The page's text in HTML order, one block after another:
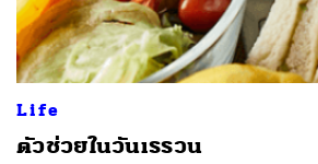
Life
ตัวช่วยในวันเรรวน
ค้นหา
SHARE TWEET LINE